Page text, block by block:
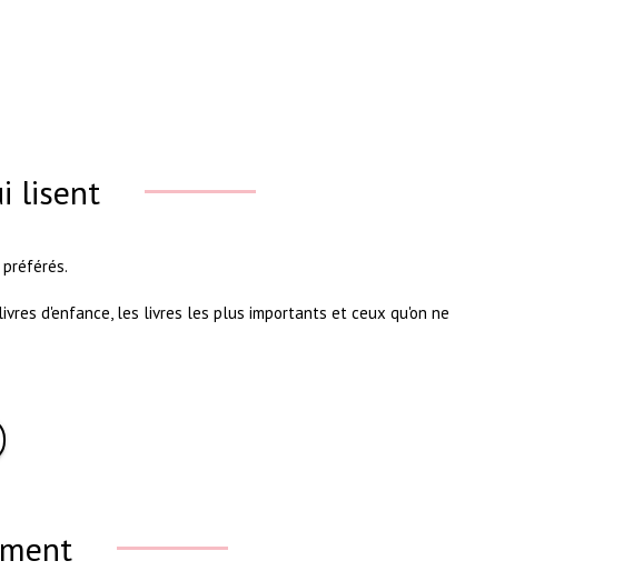
lisent
d'enfance, les livres les plus importants et ceux qu'on ne